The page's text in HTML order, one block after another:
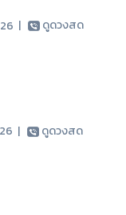
| ดูดวงสด
| ดูดวงสด